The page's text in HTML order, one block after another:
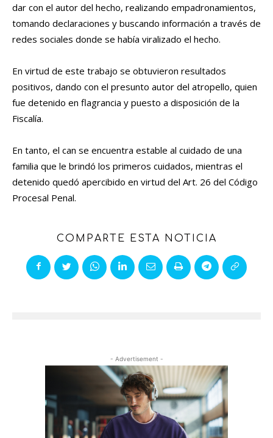
dar con el autor del hecho, realizando empadronamientos,
tomando declaraciones y buscando información a través de
redes sociales donde se había viralizado el hecho.
En virtud de este trabajo se obtuvieron resultados
positivos, dando con el presunto autor del atropello, quien
fue detenido en flagrancia y puesto a disposición de la
Fiscalía.
En tanto, el can se encuentra estable al cuidado de una
familia que le brindó los primeros cuidados, mientras el
detenido quedó apercibido en virtud del Art. 26 del Código
Procesal Penal.
COMPARTE ESTA NOTICIA
- Advertisement -